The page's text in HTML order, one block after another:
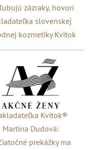
zázraky, hovorí
slovenskej
kozmetiky Kvitok
Kvitok®
Martina Dudová:
prekážky ma